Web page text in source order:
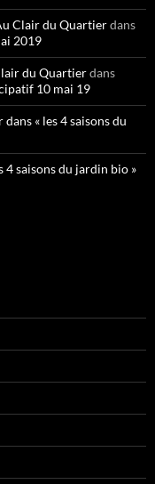
Clair du Quartierdans
2019
du Quartierdans
10 mai 19
« les 4 saisons du
4 saisons du jardin bio »